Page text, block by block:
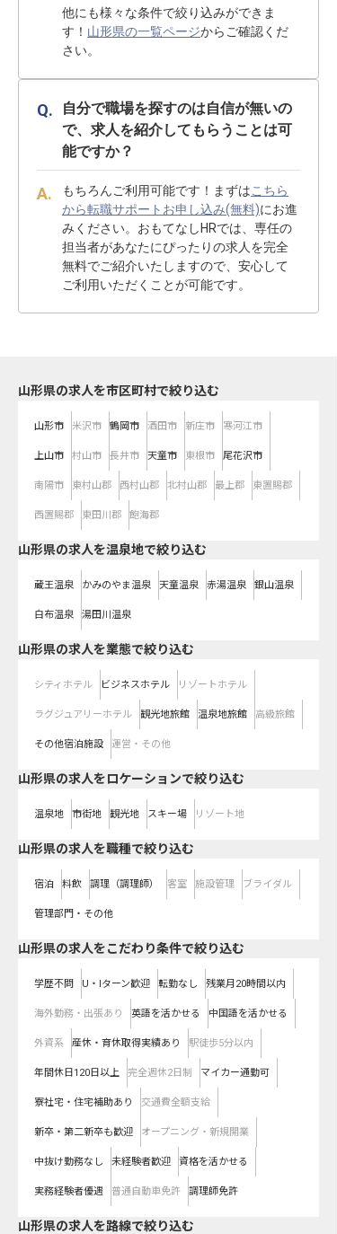
他にも様々な条件で絞り込みができま
す！ 山形県の一覧ページからご確認くだ
さい。
自分で職場を探すのは自信が無いの
で、求人を紹介してもらうことは可
能ですか？
もちろんご利用可能です！まずはこちら
から転職サポートお申し込み(無料)にお進
みください。おもてなしHRでは、専任の
担当者があなたにぴったりの求人を完全
無料でご紹介いたしますので、安心して
ご利用いただくことが可能です。
山形県の求人を市区町村で絞り込む
山形市 米沢市 鶴岡市 酒田市 新庄市 寒河江市
上山市 村山市 長井市 天童市 東根市 尾花沢市
南陽市 東村山郡 西村山郡 北村山郡 最上郡 東置賜郡
西置賜郡 東田川郡 飽海郡
山形県の求人を温泉地で絞り込む
蔵王温泉 かみのやま温泉 天童温泉 赤湯温泉 銀山温泉
白布温泉 湯田川温泉
山形県の求人を業態で絞り込む
シティホテル ビジネスホテル リゾートホテル
ラグジュアリーホテル 観光地旅館 温泉地旅館 高級旅館
その他宿泊施設 運営・その他
山形県の求人をロケーションで絞り込む
温泉地 市街地 観光地 スキー場 リゾート地
山形県の求人を職種で絞り込む
宿泊 料飲 調理（調理師） 客室 施設管理 ブライダル
管理部門・その他
山形県の求人をこだわり条件で絞り込む
学歴不問 U・Iターン歓迎 転勤なし 残業月20時間以内
海外勤務・出張あり 英語を活かせる 中国語を活かせる
外資系 産休・育休取得実績あり 駅徒歩5分以内
年間休日120日以上 完全週休2日制 マイカー通勤可
寮社宅・住宅補助あり 交通費全額支給
新卒・第二新卒も歓迎 オープニング・新規開業
中抜け勤務なし 未経験者歓迎 資格を活かせる
実務経験者優遇 普通自動車免許 調理師免許
山形県の求人を路線で絞り込む